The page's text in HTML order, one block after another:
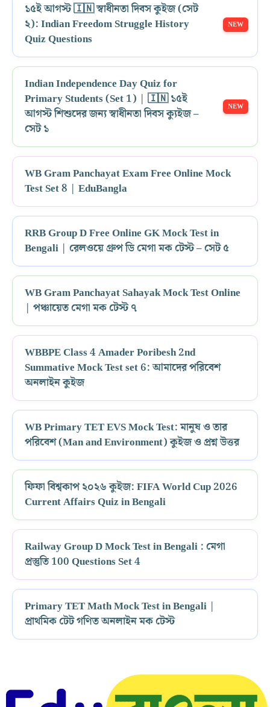
১৫ই আগস্ট 🇮🇳 স্বাধীনতা দিবস কুইজ (সেট
২): Indian Freedom Struggle History
Quiz Questions
Indian Independence Day Quiz for
Primary Students (Set 1) | 🇮🇳 ১৫ই
আগস্ট শিশুদের জন্য স্বাধীনতা দিবস ক্যুইজ –
সেট ১
WB Gram Panchayat Exam Free Online Mock
Test Set 8 | EduBangla
RRB Group D Free Online GK Mock Test in
Bengali | রেলওয়ে গ্রুপ ডি মেগা মক টেস্ট – সেট ৫
WB Gram Panchayat Sahayak Mock Test Online
| পঞ্চায়েত মেগা মক টেস্ট ৭
WBBPE Class 4 Amader Poribesh 2nd
Summative Mock Test set 6: আমাদের পরিবেশ
অনলাইন কুইজ
WB Primary TET EVS Mock Test: মানুষ ও তার
পরিবেশ (Man and Environment) কুইজ ও প্রশ্ন উত্তর
ফিফা বিশ্বকাপ ২০২৬ কুইজ: FIFA World Cup 2026
Current Affairs Quiz in Bengali
Railway Group D Mock Test in Bengali : মেগা
প্রস্তুতি 100 Questions Set 4
Primary TET Math Mock Test in Bengali |
প্রাথমিক টেট গণিত অনলাইন মক টেস্ট